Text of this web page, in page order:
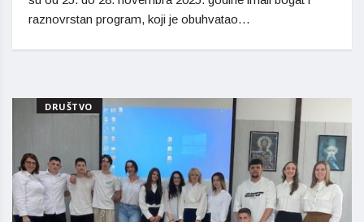
raznovrstan program, koji je obuhvatao…
DRUŠTVO